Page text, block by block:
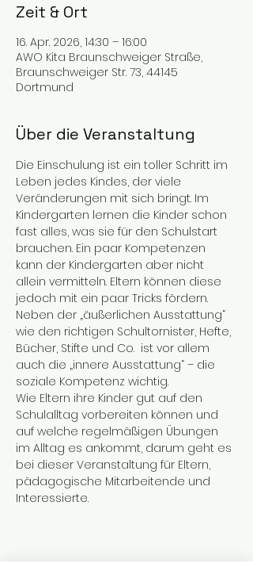
Zeit & Ort
16. Apr. 2026, 14:30 – 16:00
AWO Kita Braunschweiger Straße,
Braunschweiger Str. 73, 44145
Dortmund
Über die Veranstaltung
Die Einschulung ist ein toller Schritt im
Leben jedes Kindes, der viele
Veränderungen mit sich bringt. Im
Kindergarten lernen die Kinder schon
fast alles, was sie für den Schulstart
brauchen. Ein paar Kompetenzen
kann der Kindergarten aber nicht
allein vermitteln. Eltern können diese
jedoch mit ein paar Tricks fördern.
Neben der „äußerlichen Ausstattung“
wie den richtigen Schultornister, Hefte,
Bücher, Stifte und Co.  ist vor allem
auch die „innere Ausstattung“ – die
soziale Kompetenz wichtig.
Wie Eltern ihre Kinder gut auf den
Schulalltag vorbereiten können und
auf welche regelmäßigen Übungen
im Alltag es ankommt, darum geht es
bei dieser Veranstaltung für Eltern,
pädagogische Mitarbeitende und
Interessierte.